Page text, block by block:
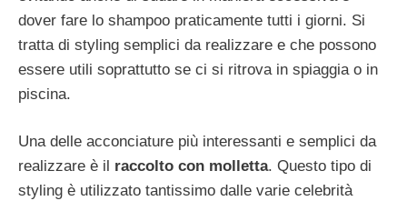
dover fare lo shampoo praticamente tutti i giorni. Si
tratta di styling semplici da realizzare e che possono
essere utili soprattutto se ci si ritrova in spiaggia o in
piscina.
Una delle acconciature più interessanti e semplici da
realizzare è il raccolto con molletta. Questo tipo di
styling è utilizzato tantissimo dalle varie celebrità